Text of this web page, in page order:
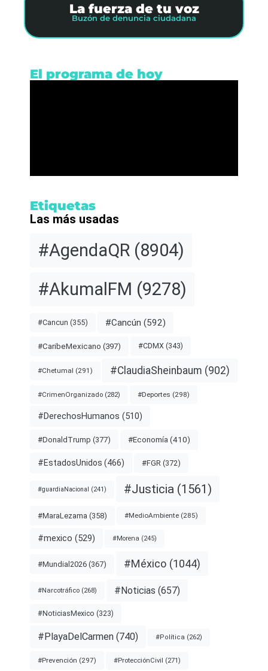
La fuerza de tu voz
Buzón de denuncia ciudadana
El programa de hoy
Etiquetas
Las más usadas
#AgendaQR (8904)
#AkumalFM (9278)
#Cancun (355) #Cancún (592)
#CaribeMexicano (397) #CDMX (343)
#Chetumal (291) #ClaudiaSheinbaum (902)
#CrimenOrganizado (282) #Deportes (298)
#DerechosHumanos (510)
#DonaldTrump (377) #Economía (410)
#EstadosUnidos (466) #FGR (372)
#guardiaNacional (241) #Justicia (1561)
#MaraLezama (358) #MedioAmbiente (285)
#mexico (529) #Morena (245)
#Mundial2026 (367) #México (1044)
#Narcotráfico (268) #Noticias (657)
#NoticiasMexico (323)
#PlayaDelCarmen (740) #Política (262)
#Prevención (297) #ProtecciónCivil (271)